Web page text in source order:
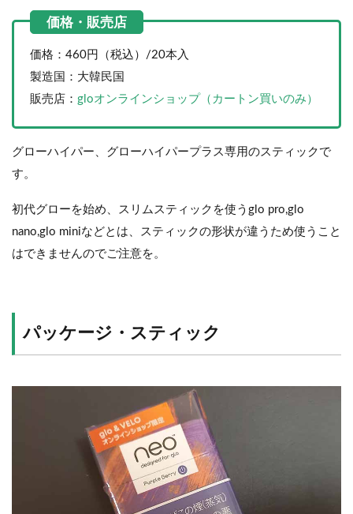
価格：460円（税込）/20本入
製造国：大韓民国
販売店： gloオンラインショップ（カートン買いのみ）
グローハイパー、グローハイパープラス専用のスティックで
す。
初代グローを始め、スリムスティックを使うglo pro,glo
nano,glo miniなどとは、スティックの形状が違うため使うこと
はできませんのでご注意を。
パッケージ・スティック